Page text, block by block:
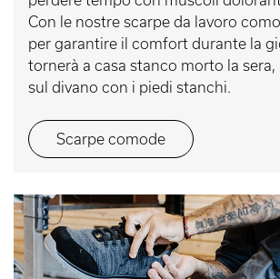
Con le nostre scarpe da lavoro
per garantire il comfort durante la
tornerà a casa stanco morto la
sul divano con i piedi stanchi.
Scarpe comode